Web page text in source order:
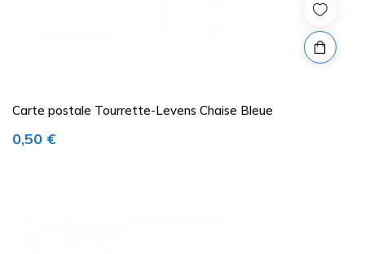
Carte postale Tourrette-Levens Chaise Bleue
Prix
0,50 €